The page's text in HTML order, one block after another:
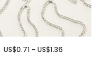
US$0.71 - US$1.36